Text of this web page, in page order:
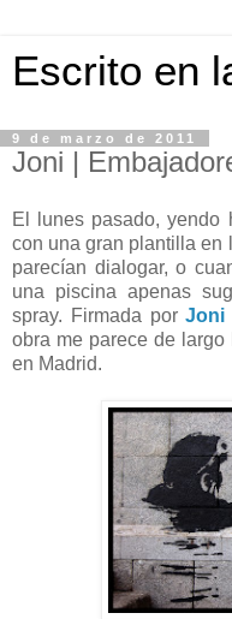
Escrito en
9 de marzo de 2011
Joni |
El lunes pasado, yendo
con una gran plantilla en
parecían dialogar, o
una piscina apenas
spray. Firmada porJoni
obra me parece de largo
en Madrid.